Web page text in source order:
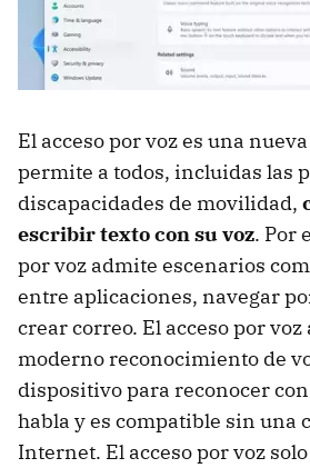
El acceso por voz es una
permite a todos, incluidas las
discapacidades de movilidad,
escribir texto con su voz. Por
por voz admite escenarios
entre aplicaciones, navegar
crear correo. El acceso por voz
moderno reconocimiento de
dispositivo para reconocer
habla y es compatible sin una
Internet. El acceso por voz